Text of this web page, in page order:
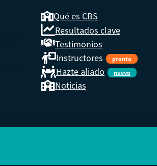
Qué es CBS
Resultados clave
Testimonios
Instructores
pronto
Hazte aliado nuevo
Noticias